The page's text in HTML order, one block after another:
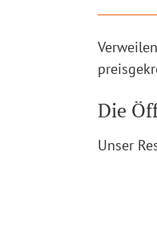
Die
Unser